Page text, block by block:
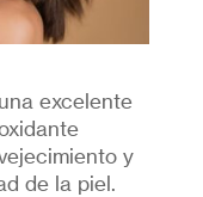
excelente
y
de la piel.